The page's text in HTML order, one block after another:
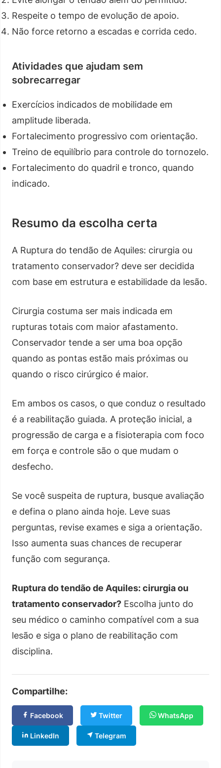
Respeite o tempo de evolução de apoio.
Não force retorno a escadas e corrida cedo.
Atividades que ajudam sem
sobrecarregar
Exercícios indicados de mobilidade em
amplitude liberada.
Fortalecimento progressivo com orientação.
Treino de equilíbrio para controle do tornozelo.
Fortalecimento do quadril e tronco, quando
indicado.
Resumo da escolha certa
A Ruptura do tendão de Aquiles: cirurgia ou
tratamento conservador? deve ser decidida
com base em estrutura e estabilidade da lesão.
Cirurgia costuma ser mais indicada em
rupturas totais com maior afastamento.
Conservador tende a ser uma boa opção
quando as pontas estão mais próximas ou
quando o risco cirúrgico é maior.
Em ambos os casos, o que conduz o resultado
é a reabilitação guiada. A proteção inicial, a
progressão de carga e a fisioterapia com foco
em força e controle são o que mudam o
desfecho.
Se você suspeita de ruptura, busque avaliação
e defina o plano ainda hoje. Leve suas
perguntas, revise exames e siga a orientação.
Isso aumenta suas chances de recuperar
função com segurança.
Ruptura do tendão de Aquiles: cirurgia ou
tratamento conservador? Escolha junto do
seu médico o caminho compatível com a sua
lesão e siga o plano de reabilitação com
disciplina.
Compartilhe:
Facebook Twitter WhatsApp
LinkedIn Telegram